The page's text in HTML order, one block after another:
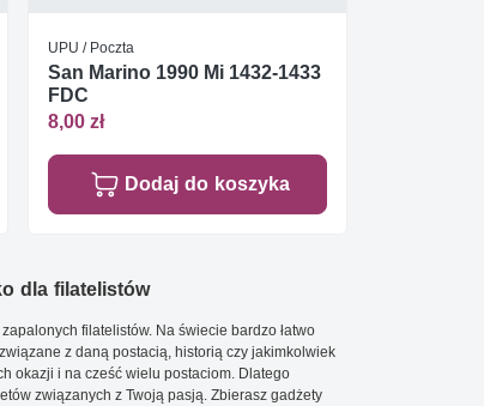
UPU / Poczta
San Marino 1990 Mi 1432-1433
FDC
8,00 zł
Dodaj do koszyka
dla filatelistów
filatelistów. Na świecie bardzo łatwo
z daną postacią, historią czy jakimkolwiek
okazji i na cześć wielu postaciom. Dlatego
związanych z Twoją pasją. Zbierasz gadżety